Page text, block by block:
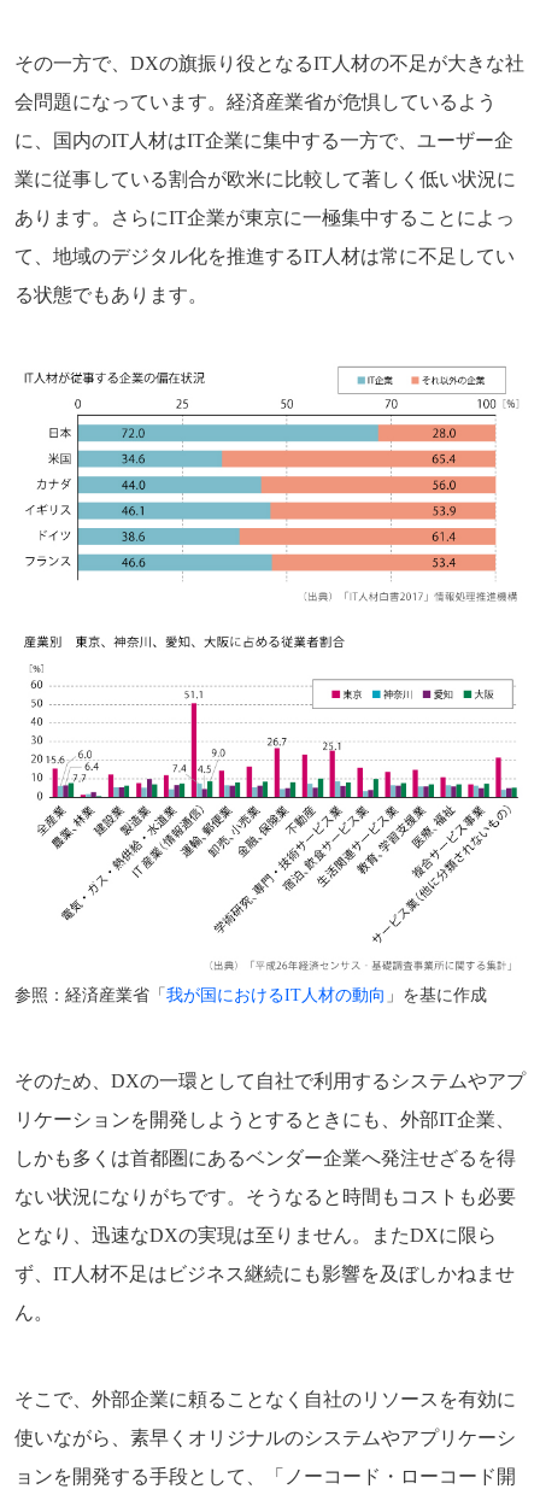
その一方で、DXの旗振り役となるIT人材の不足が大きな社
会問題になっています。経済産業省が危惧しているよう
に、国内のIT人材はIT企業に集中する一方で、ユーザー企
業に従事している割合が欧米に比較して著しく低い状況に
あります。さらにIT企業が東京に一極集中することによっ
て、地域のデジタル化を推進するIT人材は常に不足してい
る状態でもあります。
参照：経済産業省「我が国におけるIT人材の動向 」を基に作成
そのため、DXの一環として自社で利用するシステムやアプ
リケーションを開発しようとするときにも、外部IT企業、
しかも多くは首都圏にあるベンダー企業へ発注せざるを得
ない状況になりがちです。そうなると時間もコストも必要
となり、迅速なDXの実現は至りません。またDXに限ら
ず、IT人材不足はビジネス継続にも影響を及ぼしかねませ
ん。
そこで、外部企業に頼ることなく自社のリソースを有効に
使いながら、素早くオリジナルのシステムやアプリケーシ
ョンを開発する手段として、「ノーコード・ローコード開